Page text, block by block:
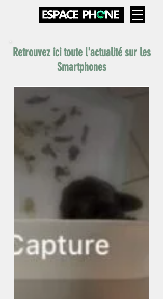
Retrouvez ici toute l'actualité sur les
Smartphones